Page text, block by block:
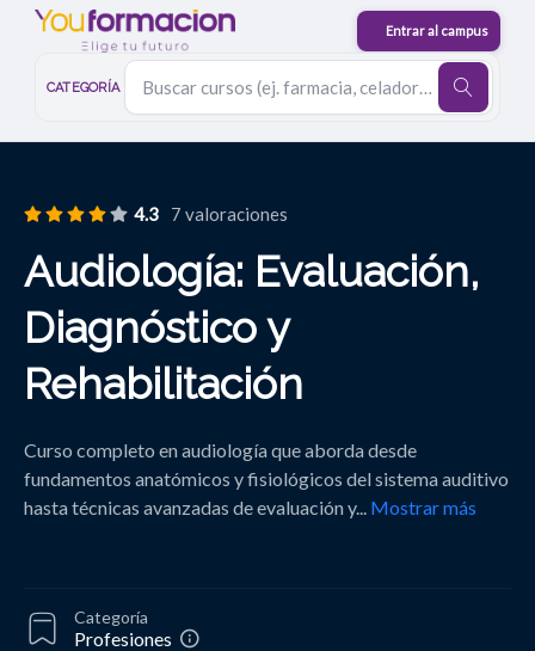
CATEGORÍA
4.3 7 valoraciones
Audiología: Evaluación,
Diagnóstico y
Rehabilitación
Curso completo en audiología que aborda desde
fundamentos anatómicos y fisiológicos del sistema auditivo
hasta técnicas avanzadas de evaluación y... Mostrar más
Categoría
Profesiones